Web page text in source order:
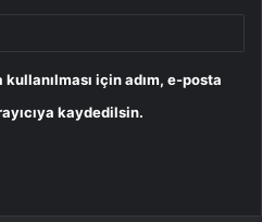
için adım, e-posta
kaydedilsin.